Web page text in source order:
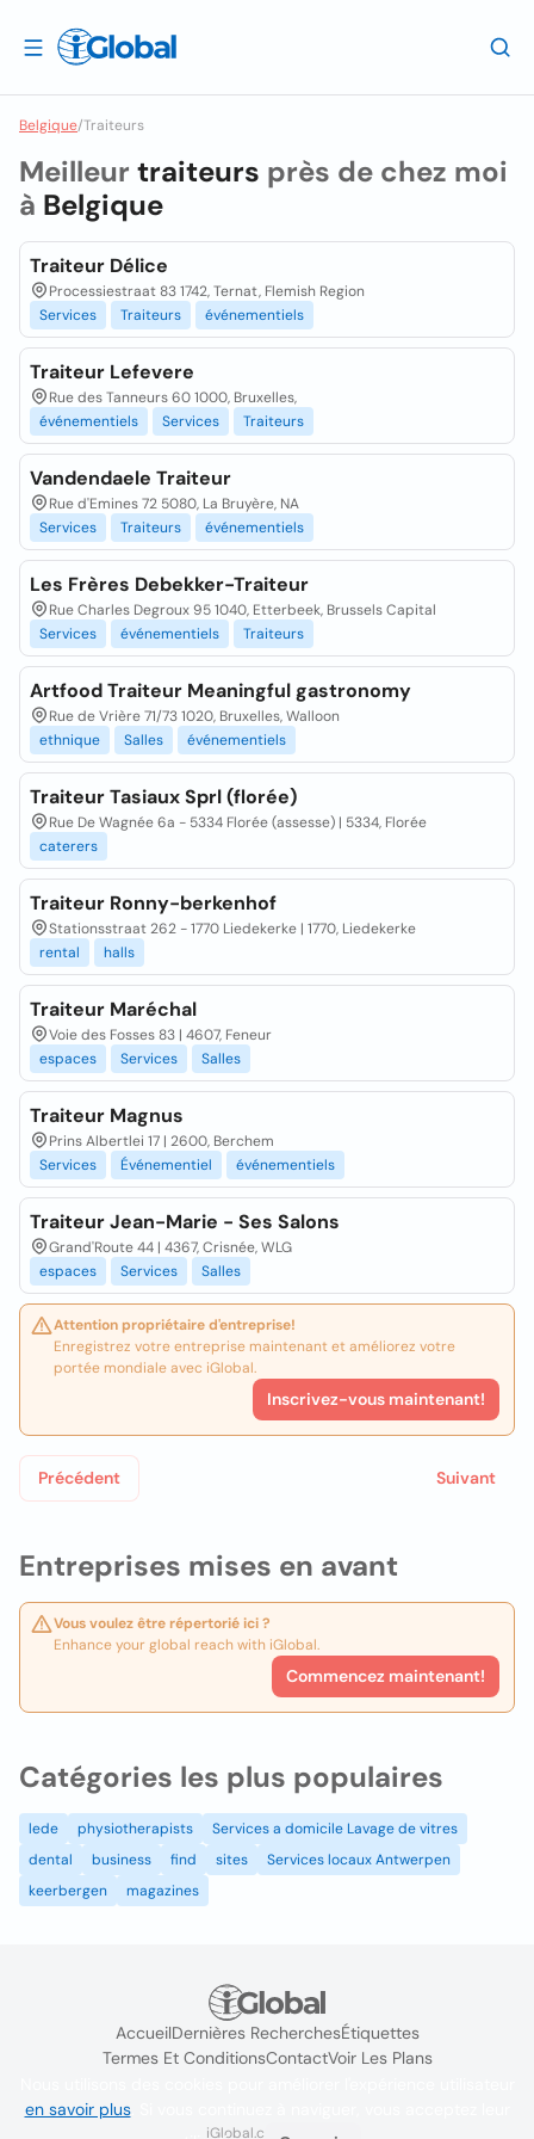
Belgique/Traiteurs
Entreprises mises en avant
Vous voulez être répertorié ici ?
Enhance your global reach with iGlobal.
Commencez maintenant!
Meilleur traiteurs près de chez moi
à Belgique
Traiteur Délice
Processiestraat 83 1742, Ternat, Flemish Region
Services
Traiteurs événementiels
Traiteur Lefevere
Rue des Tanneurs 60 1000, Bruxelles,
événementiels
Services Traiteurs
Vandendaele Traiteur
Rue d'Emines 72 5080, La Bruyère, NA
Services
Traiteurs événementiels
Les Frères Debekker-Traiteur
Rue Charles Degroux 95 1040, Etterbeek, Brussels Capital
Services
événementiels Traiteurs
Artfood Traiteur Meaningful gastronomy
Rue de Vrière 71/73 1020, Bruxelles, Walloon
ethnique
Salles événementiels
Traiteur Tasiaux Sprl (florée)
Rue De Wagnée 6a - 5334 Florée (assesse) | 5334, Florée
caterers
Traiteur Ronny-berkenhof
Stationsstraat 262 - 1770 Liedekerke | 1770, Liedekerke
rental
halls
Traiteur Maréchal
Voie des Fosses 83 | 4607, Feneur
espaces
Services Salles
Traiteur Magnus
Prins Albertlei 17 | 2600, Berchem
Services
Événementiel événementiels
Traiteur Jean-Marie - Ses Salons
Grand'Route 44 | 4367, Crisnée, WLG
espaces
Services Salles
Attention propriétaire d'entreprise!
Enregistrez votre entreprise maintenant et améliorez votre
portée mondiale avec iGlobal.
Inscrivez-vous maintenant!
Précédent Suivant
Catégories les plus populaires
lede physiotherapists
Services a domicile Lavage de vitres
dental
business find sites
Services locaux Antwerpen
keerbergen
magazines
AccueilDernières RecherchesÉtiquettes
Termes Et ConditionsContactVoir Les Plans
iGlobal.co @ 2024
en savoir plus. Si vous continuez à naviguer, vous acceptez leur